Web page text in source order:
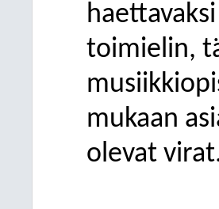
toimielin,
mukaan
olevat